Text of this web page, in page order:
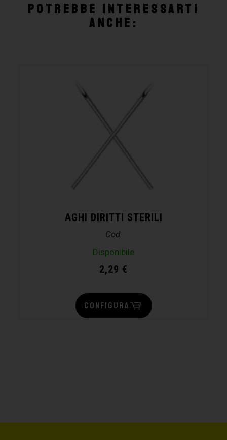
Potrebbe interessarti
anche:
AGHI DIRITTI STERILI
Cod.
Disponibile
2,29 €
CONFIGURA